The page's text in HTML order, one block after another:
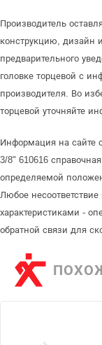
Производитель
конструкцию, дизайн
предварительного
головке торцевой с
производителя. Во
торцевой уточняйте
Информация на сайте
3/8" 610616
определяемой
Любое
характеристиками -
обратной связи для